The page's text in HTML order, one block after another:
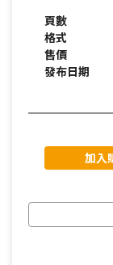
頁數
格式
售價
發布日期
加入